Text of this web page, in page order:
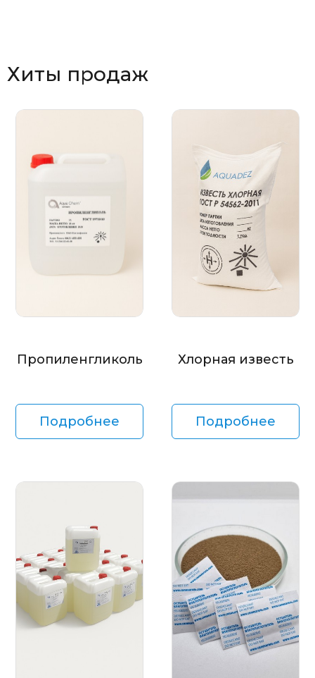
Хиты продаж
Пропиленгликоль
Подробнее
Хлорная известь
Подробнее